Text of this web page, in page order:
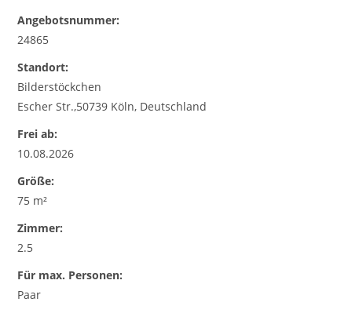
Angebotsnummer:
24865
Standort:
Bilderstöckchen
Escher Str.,50739 Köln, Deutschland
Frei ab:
10.08.2026
Größe:
75 m²
Zimmer:
2.5
Für max. Personen:
Paar